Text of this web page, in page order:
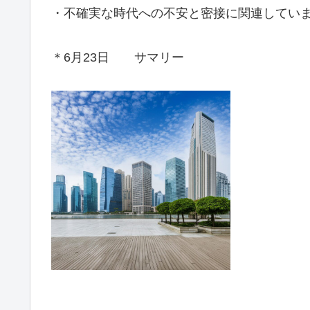
・不確実な時代への不安と密接に関連してい
＊6月23日 サマリー